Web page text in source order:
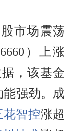
市场震荡
）上涨
，该基金
能强劲。成
花智控涨超